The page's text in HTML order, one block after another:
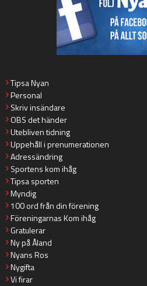
Tipsa Nyan
Personal
Skriv insändare
OBS det händer
Utebliven tidning
Uppehåll i prenumerationen
Adressändring
Sportens kom ihåg
Tipsa sporten
Myndig
100 ord från din förening
Föreningarnas Kom ihåg
Gratulerar
Ny på Åland
Nyans Ros
Nygifta
Vi firar